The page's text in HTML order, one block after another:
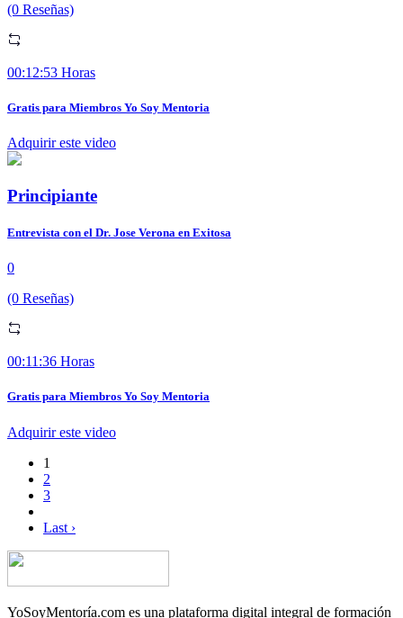
(0 Reseñas)
00:12:53 Horas
Gratis para Miembros Yo Soy Mentoria
Adquirir este video
Principiante
Entrevista con el Dr. Jose Verona en Exitosa
0
(0 Reseñas)
00:11:36 Horas
Gratis para Miembros Yo Soy Mentoria
Adquirir este video
1
2
3
Last ›
YoSoyMentoría.com es una plataforma digital integral de formación